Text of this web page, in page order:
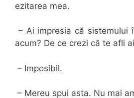
ezitarea mea.
– Ai impresia că sistemului
acum? De ce crezi că te afli
– Imposibil.
– Mereu spui asta. Nu mai